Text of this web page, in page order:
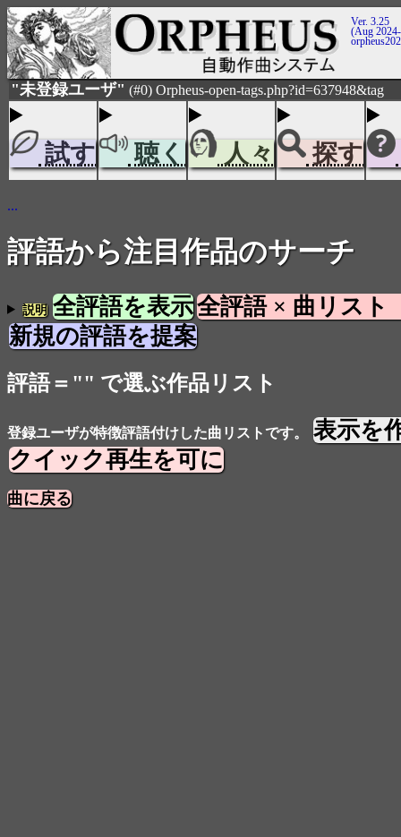
Ver. 3.25
(Aug
"未登録ユーザ" (#0) Orpheus-open-tags.php?id=637948&tag
試す 聴く 人々 探す
...
評語から注目作品のサーチ
説明 全評語を表示全評語 × 曲リスト
新規の評語を提案
評語＝"" で選ぶ作品リスト
登録ユーザが特徴評語付けした曲リストです。
表示を
クイック再生を可に
曲に戻る